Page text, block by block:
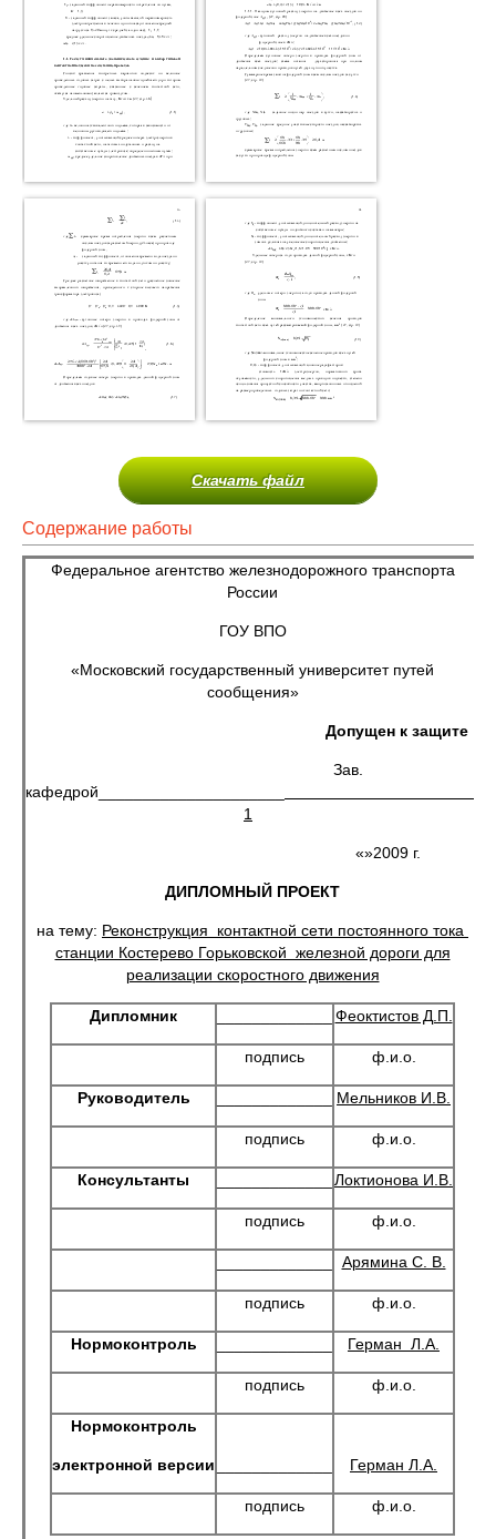
Скачать файл
Содержание работы
Федеральное агентство железнодорожного транспорта
России
ГОУ ВПО
«Московский государственный университет путей
сообщения»
Допущен к защите
Зав.
кафедрой_____________________
1
«»2009 г.
ДИПЛОМНЫЙ ПРОЕКТ
на тему: Реконструкция контактной сети постоянного тока
станции Костерево Горьковской железной дороги для
реализации скоростного движения
Дипломник Феоктистов Д.П.
подпись ф.и.о.
Руководитель Мельников И.В.
подпись ф.и.о.
Консультанты Локтионова И.В.
подпись ф.и.о.
Арямина С. В.
подпись ф.и.о.
Нормоконтроль Герман Л.А.
подпись ф.и.о.
Нормоконтроль
электронной версии Герман Л.А.
подпись ф.и.о.